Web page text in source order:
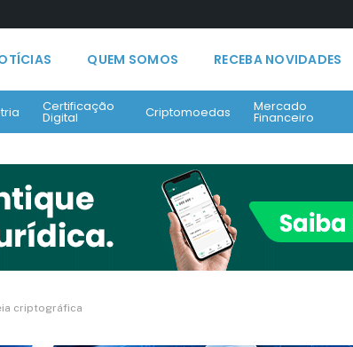
QUEM SOMOS RECEBA NOVIDADES
Certificação
Digital Criptomoedas Mercado
Financeiro
criptográfica